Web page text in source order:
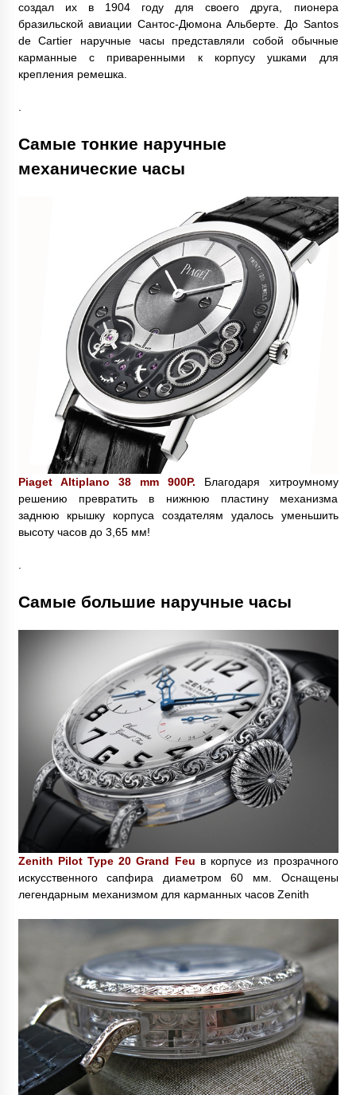
создал их в 1904 году для своего друга, пионера
бразильской авиации Сантос-Дюмона Альберте. До Santos
de Cartier наручные часы представляли собой обычные
карманные с приваренными к корпусу ушками для
крепления ремешка.
.
Самые тонкие наручные
механические часы
Piaget Altiplano 38 mm 900P. Благодаря хитроумному
решению превратить в нижнюю пластину механизма
заднюю крышку корпуса создателям удалось уменьшить
высоту часов до 3,65 мм!
Самые большие наручные часы
Zenith Pilot Type 20 Grand Feu в корпусе из прозрачного
искусственного сапфира диаметром 60 мм. Оснащены
легендарным механизмом для карманных часов Zenith